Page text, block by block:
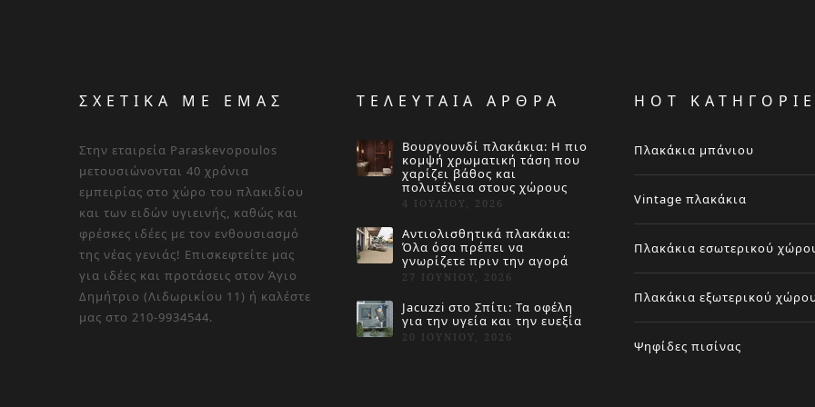
ΣΧΕΤΙΚΑ ΜΕ ΕΜΑΣ
Στην εταιρεία Paraskevopoulos
μετουσιώνονται 40 χρόνια
εμπειρίας στο χώρο του πλακιδίου
και των ειδών υγιεινής, καθώς και
φρέσκες ιδέες με τον ενθουσιασμό
της νέας γενιάς! Επισκεφτείτε μας
για ιδέες και προτάσεις στον Άγιο
Δημήτριο (Λιδωρικίου 11) ή καλέστε
μας στο 210-9934544.
ΤΕΛΕΥΤΑΙΑ ΑΡΘΡΑ
Βουργουνδί πλακάκια: Η πιο
κομψή χρωματική τάση που
χαρίζει βάθος και
πολυτέλεια στους χώρους
4 ΙΟΥΛΊΟΥ, 2026
Αντιολισθητικά πλακάκια:
Όλα όσα πρέπει να
γνωρίζετε πριν την αγορά
27 ΙΟΥΝΊΟΥ, 2026
Jacuzzi στο Σπίτι: Τα οφέλη
για την υγεία και την ευεξία
20 ΙΟΥΝΊΟΥ, 2026
HOT
Πλακάκια μπάνιου
Vintage πλακάκια
Πλακάκια εσωτερικού
Πλακάκια εξωτερικού
Ψηφίδες πισίνας